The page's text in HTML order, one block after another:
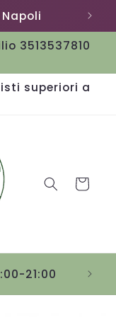
3513537810
superiori a
Carrello
21:00